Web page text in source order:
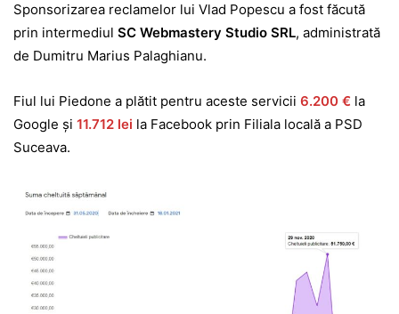
Sponsorizarea reclamelor lui Vlad Popescu a fost făcută
prin intermediul SC Webmastery Studio SRL, administrată
de Dumitru Marius Palaghianu.
Fiul lui Piedone a plătit pentru aceste servicii 6.200 € la
Google și 11.712 lei la Facebook prin Filiala locală a PSD
Suceava.